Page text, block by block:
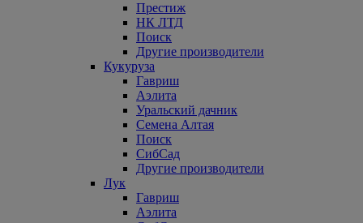
Престиж
НК ЛТД
Поиск
Другие производители
Кукуруза
Гавриш
Аэлита
Уральский дачник
Семена Алтая
Поиск
СибСад
Другие производители
Лук
Гавриш
Аэлита